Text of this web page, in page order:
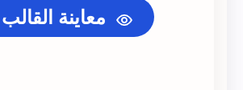
معاينة القالب